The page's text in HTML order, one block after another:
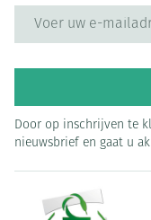
Door op inschrijven te
nieuwsbrief en gaat u